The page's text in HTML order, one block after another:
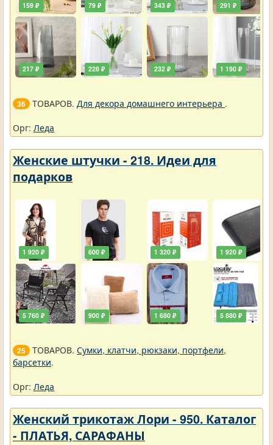
159 ₽
217 ₽
79 ₽
228 ₽
343 ₽
232 ₽
291 ₽
1 190 ₽
36 ТОВАРОВ. Для декора домашнего интерьера .
Орг: Леда
Женские штучки - 218. Идеи для
подарков
1 920 ₽
5 760 ₽
600 ₽
900 ₽
1 320 ₽
1 680 ₽
1 920 ₽
5 880 ₽
25 ТОВАРОВ. Сумки, клатчи, рюкзаки, портфели,
барсетки.
Орг: Леда
Женский трикотаж Лори - 950. Каталог
- ПЛАТЬЯ, САРАФАНЫ